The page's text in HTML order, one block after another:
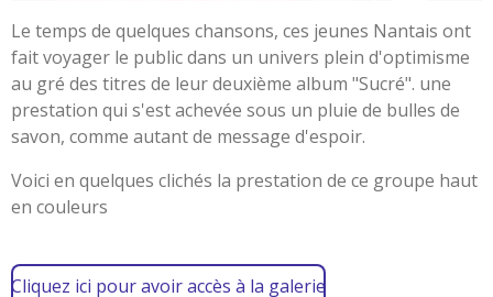
Le temps de quelques chansons, ces jeunes Nantais ont
fait voyager le public dans un univers plein d'optimisme
au gré des titres de leur deuxième album "Sucré". une
prestation qui s'est achevée sous un pluie de bulles de
savon, comme autant de message d'espoir.
Voici en quelques clichés la prestation de ce groupe haut
en couleurs
Cliquez ici pour avoir accès à la galerie